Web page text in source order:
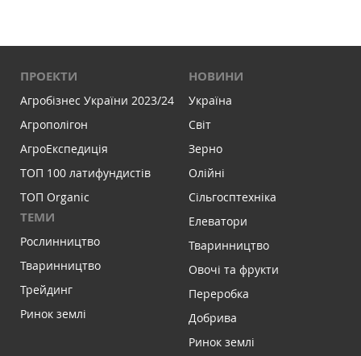
ПРОЕКТИ
Агробізнес України 2023/24
Агрополігон
АгроЕкспедиція
ТОП 100 латифундистів
ТОП Organic
ТЕМИ
Рослинництво
Тваринництво
Трейдинг
Ринок землі
НОВИНИ
Україна
Світ
Зерно
Олійні
Сільгосптехніка
Елеватори
Тваринництво
Овочі та фрукти
Переробка
Добрива
Ринок землі